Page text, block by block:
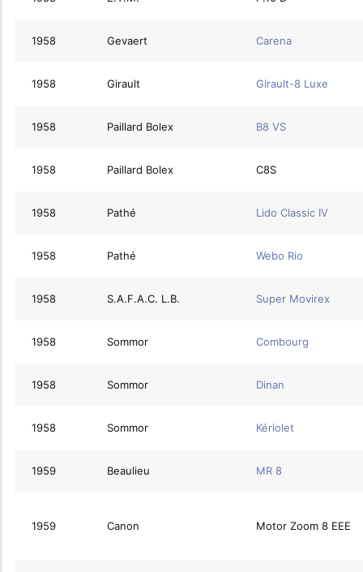
1958 Gevaert Carena
1958 Girault Girault-8 Luxe
1958 Paillard Bolex B8 VS
1958 Paillard Bolex C8S
1958 Pathé Lido Classic IV
1958 Pathé Webo Rio
1958 S.A.F.A.C. L.B. Super Movirex
1958 Sommor Combourg
1958 Sommor Dinan
1958 Sommor Kériolet
1959 Beaulieu MR 8
1959 Canon Motor Zoom 8 EEE